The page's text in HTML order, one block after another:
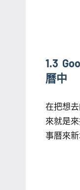
1.3
曆中
在把想去
來就是
事曆來